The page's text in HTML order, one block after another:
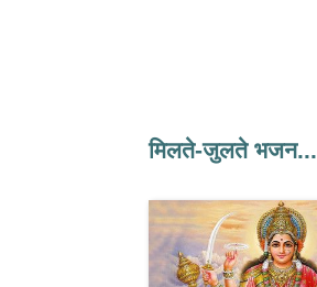
मिलते-जुलते भजन...